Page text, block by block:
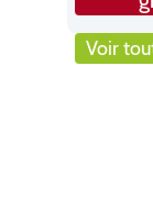
Voir